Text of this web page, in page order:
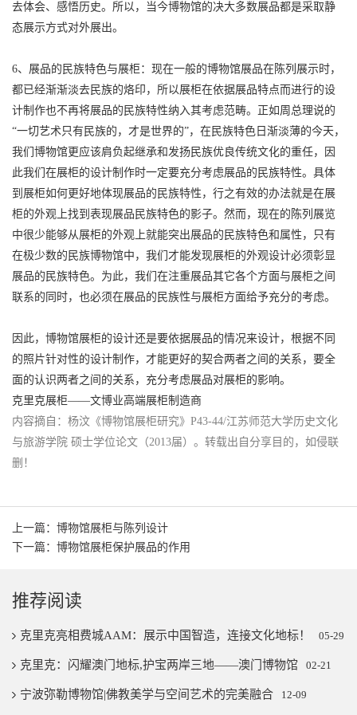
去体会、感悟历史。所以，当今博物馆的决大多数展品都是采取静
态展示方式对外展出。
6、展品的民族特色与展柜：现在一般的博物馆展品在陈列展示时，
都已经渐渐淡去民族的烙印，所以展柜在依据展品特点而进行的设
计制作也不再将展品的民族特性纳入其考虑范畴。正如周总理说的
“一切艺术只有民族的，才是世界的”，在民族特色日渐淡薄的今天，
我们博物馆更应该肩负起继承和发扬民族优良传统文化的重任，因
此我们在展柜的设计制作时一定要充分考虑展品的民族特性。具体
到展柜如何更好地体现展品的民族特性，行之有效的办法就是在展
柜的外观上找到表现展品民族特色的影子。然而，现在的陈列展览
中很少能够从展柜的外观上就能突出展品的民族特色和属性，只有
在极少数的民族博物馆中，我们才能发现展柜的外观设计必须彰显
展品的民族特色。为此，我们在注重展品其它各个方面与展柜之间
联系的同时，也必须在展品的民族性与展柜方面给予充分的考虑。
因此，博物馆展柜的设计还是要依据展品的情况来设计，根据不同
的照片针对性的设计制作，才能更好的契合两者之间的关系，要全
面的认识两者之间的关系，充分考虑展品对展柜的影响。
克里克展柜——文博业高端展柜制造商
内容摘自：杨汶《博物馆展柜研究》P43-44/江苏师范大学历史文化
与旅游学院 硕士学位论文（2013届）。转载出自分享目的，如侵联
删！
上一篇：博物馆展柜与陈列设计
下一篇：博物馆展柜保护展品的作用
推荐阅读
克里克亮相费城AAM：展示中国智造，连接文化地标！ 05-29
克里克：闪耀澳门地标,护宝两岸三地——澳门博物馆 02-21
宁波弥勒博物馆|佛教美学与空间艺术的完美融合 12-09